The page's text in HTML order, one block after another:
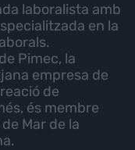
laboralista amb
en la
Pimec, la
empresa de
de
és membre
Mar de la